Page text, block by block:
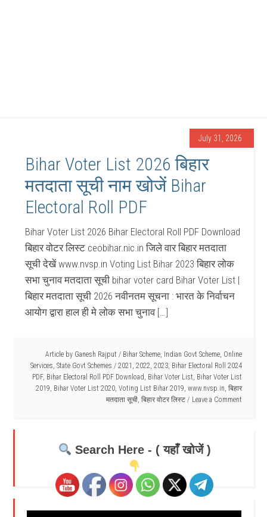
July 31, 2026
Bihar Voter List 2026 बिहार
मतदाता सूची नाम खोजें Bihar
Electoral Roll PDF
Bihar Voter List 2026 Bihar Electoral Roll PDF Download
बिहार वोटर लिस्ट ceobihar.nic.in जिले वार बिहार मतदाता
सूची देखें www.nvsp.in Voting List Bihar 2023 बिहार लोक
सभा चुनाव मतदाता सूची bihar voter card Bihar Voter List |
बिहार मतदाता सूची 2026 नवीनतम सूचना : भारत के निर्वाचन
आयोग द्वारा हाल ही मे लोक सभा चुनाव […]
Article by Ganesh Rajput / Bihar Scheme, Indian Govt Scheme, Online
Services, State Govt Schemes / 2021 , 2022, 2023, Bihar Electoral Roll 2024
PDF, Bihar Electoral Roll PDF Download, Bihar Voter List, Bihar Voter List
2019, Bihar Voter List 2020, Voting List Bihar 2019, www.nvsp.in, बिहार
मतदाता सूची, बिहार वोटर लिस्ट Leave a Comment
Search Here - ( यहाँ खोजें )